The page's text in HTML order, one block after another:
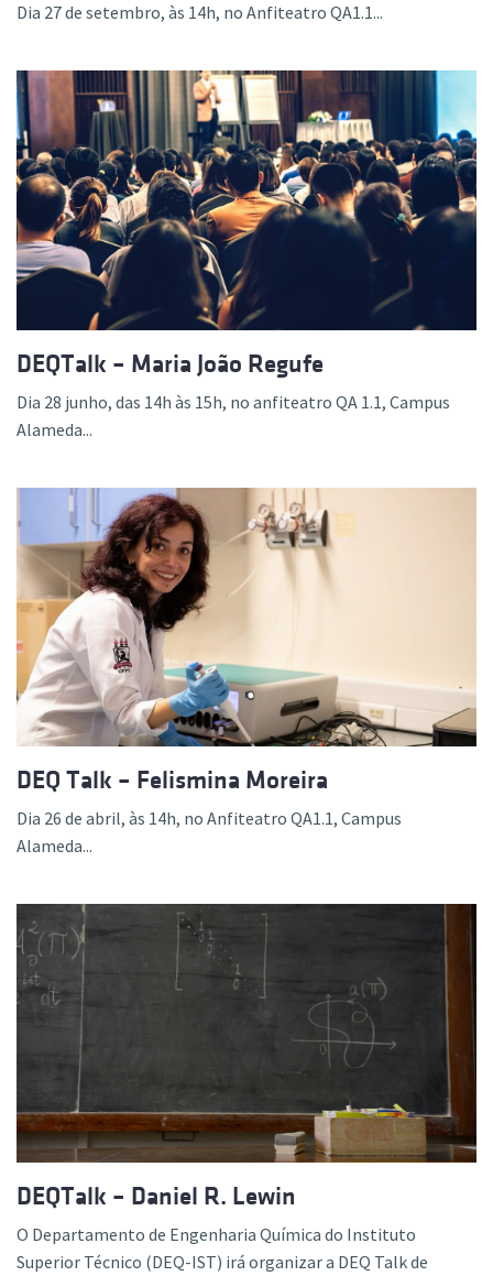
Dia 27 de setembro, às 14h, no Anfiteatro QA1.1...
DEQTalk – Maria João Regufe
Dia 28 junho, das 14h às 15h, no anfiteatro QA 1.1, Campus
Alameda...
DEQ Talk – Felismina Moreira
Dia 26 de abril, às 14h, no Anfiteatro QA1.1, Campus
Alameda...
DEQTalk – Daniel R. Lewin
O Departamento de Engenharia Química do Instituto
Superior Técnico (DEQ-IST) irá organizar a DEQ Talk de